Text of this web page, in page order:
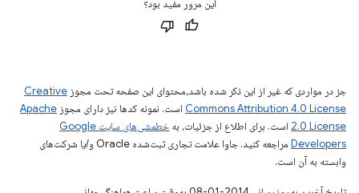
این مرور مفید بود؟
جز در مواردی که غیر از این ذکر شده باشد،‌محتوای این صفحه تحت مجوز Creative
Commons Attribution 4.0 License است. نمونه کدها نیز دارای مجوز Apache
2.0 License است. برای اطلاع از جزئیات، به
خطمشی‌های سایت Google
Developers‏
مراجعه کنید. جاوا علامت تجاری ثبت‌شده Oracle و/یا شرکت‌های
وابسته به آن است.